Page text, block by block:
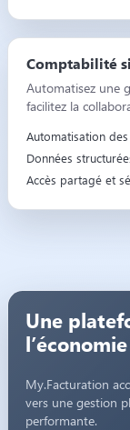
Comptabilité
Automatisez une
facilitez la
Automatisation
Données
Accès partagé et
Une
My.Facturation
vers une gestion
performante.